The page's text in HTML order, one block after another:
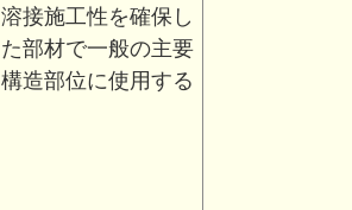
溶接施工性を確保し
た部材で一般の主要
構造部位に使用する